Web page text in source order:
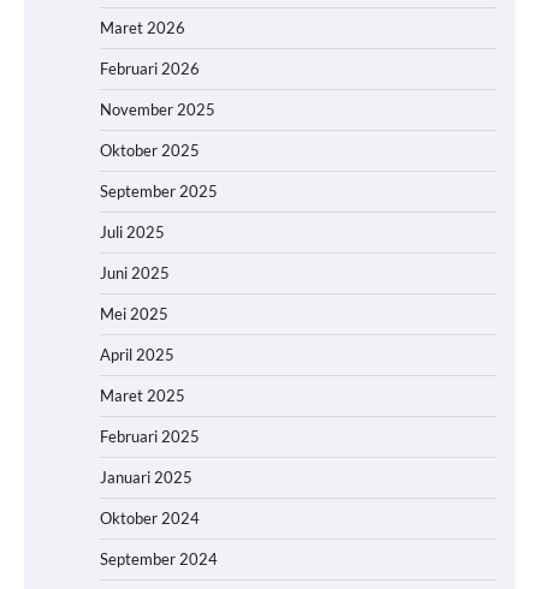
Maret 2026
Februari 2026
November 2025
Oktober 2025
September 2025
Juli 2025
Juni 2025
Mei 2025
April 2025
Maret 2025
Februari 2025
Januari 2025
Oktober 2024
September 2024